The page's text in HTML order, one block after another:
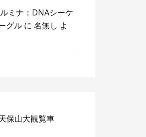
ミナ：DNAシーケ
グル に名無し よ
保山大観覧車